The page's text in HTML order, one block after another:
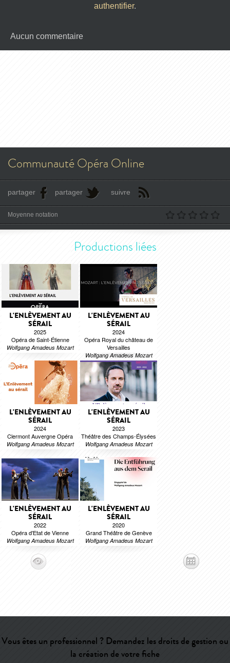
authentifier.
Aucun commentaire
Communauté Opéra Online
partager partager suivre
Moyenne notation
Productions liées
L'ENLÈVEMENT AU
SÉRAIL
2025
Opéra de Saint-Étienne
Wolfgang Amadeus Mozart
L'ENLÈVEMENT AU
SÉRAIL
2024
Opéra Royal du château de
Versailles
Wolfgang Amadeus Mozart
L'ENLÈVEMENT AU
SÉRAIL
2024
Clermont Auvergne Opéra
Wolfgang Amadeus Mozart
L'ENLÈVEMENT AU
SÉRAIL
2023
Théâtre des Champs-Élysées
Wolfgang Amadeus Mozart
L'ENLÈVEMENT AU
SÉRAIL
2022
Opéra d'Etat de Vienne
Wolfgang Amadeus Mozart
L'ENLÈVEMENT AU
SÉRAIL
2020
Grand Théâtre de Genève
Wolfgang Amadeus Mozart
Vous êtes un professionnel ? Demandez les droits de gestion ou
la création de votre fiche